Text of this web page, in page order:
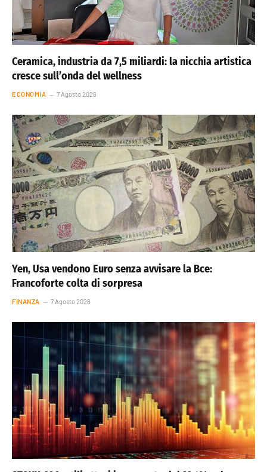
Ceramica, industria da 7,5 miliardi: la nicchia artistica
cresce sull’onda del wellness
ECONOMIA 7 Agosto 2026
Yen, Usa vendono Euro senza avvisare la Bce:
Francoforte colta di sorpresa
FINANZA 7 Agosto 2026